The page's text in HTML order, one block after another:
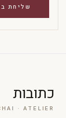
כתובות
· ATELIER